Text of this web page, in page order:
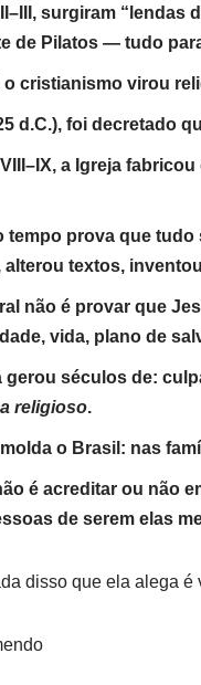
surgiram
de Pilatos — tudo
o cristianismo virou
d.C.), foi decretado
a Igreja
tempo prova que
textos,
não é provar que
vida, plano de
gerou séculos de:
religioso.
o Brasil: nas
é acreditar ou não
de serem elas
disso que ela alega é